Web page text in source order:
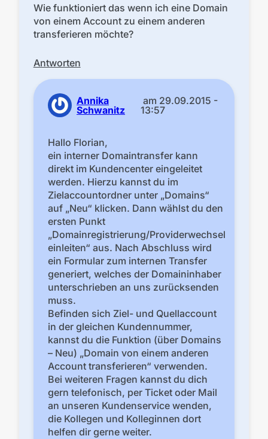
Wie funktioniert das wenn ich eine Domain
von einem Account zu einem anderen
transferieren möchte?
Antworten
Annika
Schwanitz
am 29.09.2015 -
13:57
Hallo Florian,
ein interner Domaintransfer kann
direkt im Kundencenter eingeleitet
werden. Hierzu kannst du im
Zielaccountordner unter „Domains“
auf „Neu“ klicken. Dann wählst du den
ersten Punkt
„Domainregistrierung/Providerwechsel
einleiten“ aus. Nach Abschluss wird
ein Formular zum internen Transfer
generiert, welches der Domaininhaber
unterschrieben an uns zurücksenden
muss.
Befinden sich Ziel- und Quellaccount
in der gleichen Kundennummer,
kannst du die Funktion (über Domains
– Neu) „Domain von einem anderen
Account transferieren“ verwenden.
Bei weiteren Fragen kannst du dich
gern telefonisch, per Ticket oder Mail
an unseren Kundenservice wenden,
die Kollegen und Kolleginnen dort
helfen dir gerne weiter.